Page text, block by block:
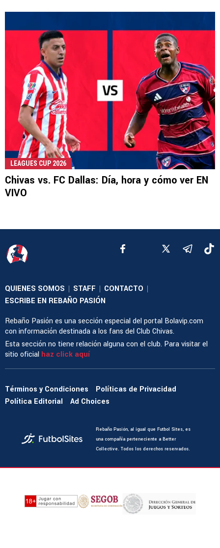
LEAGUES CUP 2026
Chivas vs. FC Dallas: Día, hora y cómo ver EN
VIVO
QUIENES SOMOS | STAFF | CONTACTO |
ESCRIBE EN REBAÑO PASIÓN
Rebaño Pasión es una sección especial del portal Bolavip.com
con información destinada a los fans del Club Chivas.
Esta sección no tiene relación alguna con el club. Para visitar el
sitio oficial haz click aquí
Términos y Condiciones
Políticas de Privacidad
Política Editorial
Ad Choices
Rebaño Pasión, al igual que Futbol Sites, es
una compañía perteneciente a Better
Collective. Todos los derechos reservados.